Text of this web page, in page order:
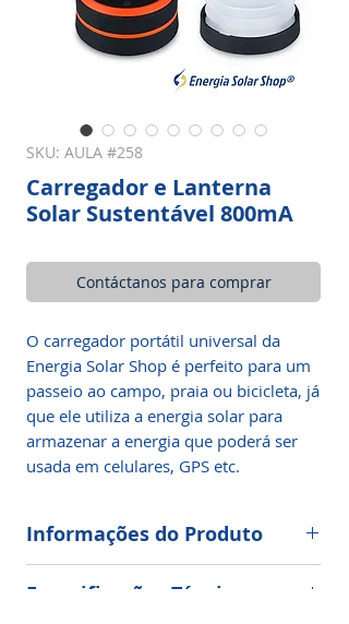
SKU: AULA #258
Carregador e Lanterna
Solar Sustentável 800mA
Contáctanos para comprar
O carregador portátil universal da
Energia Solar Shop é perfeito para um
passeio ao campo, praia ou bicicleta, já
que ele utiliza a energia solar para
armazenar a energia que poderá ser
usada em celulares, GPS etc.
Informações do Produto
Especificações Técnicas